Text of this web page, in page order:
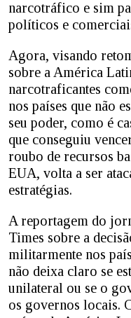
narcotráfico e sim
políticos e
Agora, visando
sobre a América
narcotraficantes
nos países que não
seu poder, como é
que conseguiu
roubo de recursos
EUA, volta a ser
estratégias.
A reportagem do
Times sobre a
militarmente nos
não deixa claro se
unilateral ou se o
os governos locais.